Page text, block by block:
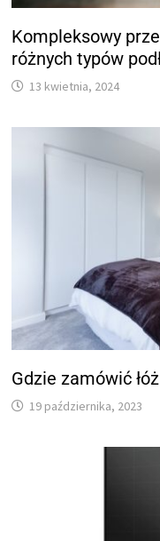
Kompleksowy
różnych typów
13 kwietnia, 2024
Gdzie zamówić
19 października, 2023